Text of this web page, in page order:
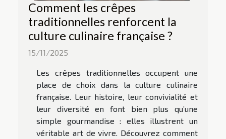
Comment les crêpes
traditionnelles renforcent la
culture culinaire française ?
15/11/2025
Les crêpes traditionnelles occupent une
place de choix dans la culture culinaire
française. Leur histoire, leur convivialité et
leur diversité en font bien plus qu’une
simple gourmandise : elles illustrent un
véritable art de vivre. Découvrez comment